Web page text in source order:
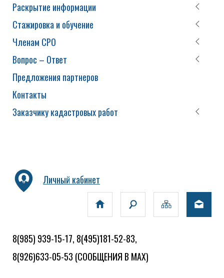
Раскрытие информации
Стажировка и обучение
Членам СРО
Вопрос – Ответ
Предложения партнеров
Контакты
Заказчику кадастровых работ
Личный кабинет
8(985) 939-15-17, 8(495)181-52-83,
8(926)633-05-53 (СООБЩЕНИЯ В MAX)